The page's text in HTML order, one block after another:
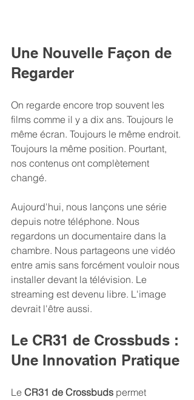
Une Nouvelle Façon de
Regarder
On regarde encore trop souvent les
films comme il y a dix ans. Toujours le
même écran. Toujours le même endroit.
Toujours la même position. Pourtant,
nos contenus ont complètement
changé.
Aujourd'hui, nous lançons une série
depuis notre téléphone. Nous
regardons un documentaire dans la
chambre. Nous partageons une vidéo
entre amis sans forcément vouloir nous
installer devant la télévision. Le
streaming est devenu libre. L'image
devrait l'être aussi.
Le CR31 de Crossbuds :
Une Innovation Pratique
Le CR31 de Crossbuds permet